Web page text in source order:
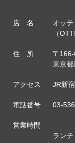
店 名
オッ
（
住 所
〒
東京
アクセス JR新
電話番号 03-
営業時間
ランチ